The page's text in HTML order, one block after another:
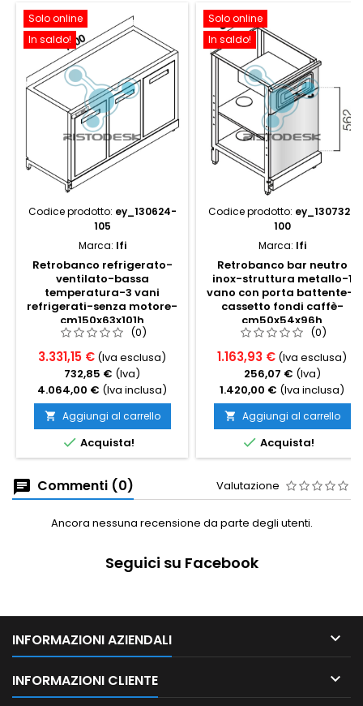
Solo online
In saldo!
Codice prodotto: ey_130624-
105
Marca: Ifi
Retrobanco refrigerato-
ventilato-bassa
temperatura-3 vani
refrigerati-senza motore-
cm150x63x101h
(0)
3.331,15 € (Iva esclusa)
732,85 € (Iva)
4.064,00 € (Iva inclusa)
 Aggiungi al carrello
 Acquista!
Solo online
In saldo!
Codice prodotto: ey_130732-
100
Marca: Ifi
Retrobanco bar neutro
inox-struttura metallo-1
vano con porta battente-1
cassetto fondi caffè-
cm50x54x96h
(0)
1.163,93 € (Iva esclusa)
256,07 € (Iva)
1.420,00 € (Iva inclusa)
 Aggiungi al carrello
 Acquista!
Commenti (0) Valutazione
Ancora nessuna recensione da parte degli utenti.
Seguici su Facebook
INFORMAZIONI AZIENDALI 
INFORMAZIONI CLIENTE 